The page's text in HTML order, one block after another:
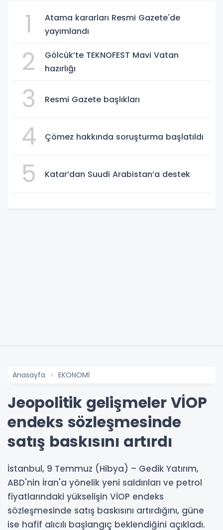
1
Atama kararları Resmi Gazete'de
yayımlandı
2
Gölcük’te TEKNOFEST Mavi Vatan
hazırlığı
3 Resmi Gazete başlıkları
4 Çömez hakkında soruşturma başlatıldı
5 Katar’dan Suudi Arabistan’a destek
Anasayfa EKONOMİ
Jeopolitik gelişmeler VİOP
endeks sözleşmesinde
satış baskısını artırdı
İstanbul, 9 Temmuz (Hibya) – Gedik Yatırım,
ABD'nin İran'a yönelik yeni saldırıları ve petrol
fiyatlarındaki yükselişin VİOP endeks
sözleşmesinde satış baskısını artırdığını, güne
ise hafif alıcılı başlangıç beklendiğini açıkladı.